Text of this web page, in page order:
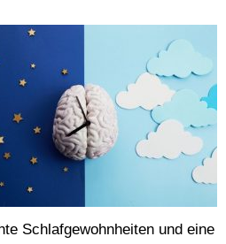
Schlafgewohnheiten und eine